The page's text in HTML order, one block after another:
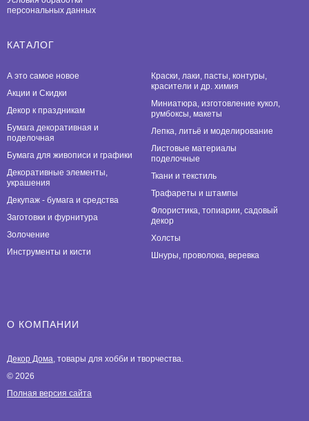
персональных данных
КАТАЛОГ
А это самое новое
Акции и Скидки
Декор к праздникам
Бумага декоративная и
поделочная
Бумага для живописи и графики
Декоративные элементы,
украшения
Декупаж - бумага и средства
Заготовки и фурнитура
Золочение
Инструменты и кисти
Краски, лаки, пасты, контуры,
красители и др. химия
Миниатюра, изготовление кукол,
румбоксы, макеты
Лепка, литьё и моделирование
Листовые материалы
поделочные
Ткани и текстиль
Трафареты и штампы
Флористика, топиарии, садовый
декор
Холсты
Шнуры, проволока, веревка
О КОМПАНИИ
Декор Дома , товары для хобби и творчества.
© 2026
Полная версия сайта